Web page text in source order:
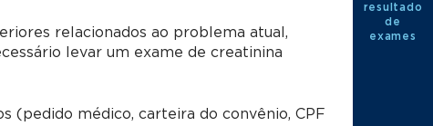
relacionados ao problema atual,
levar um exame de creatinina
(pedido médico, carteira do convênio, CPF
resultado
de
exames